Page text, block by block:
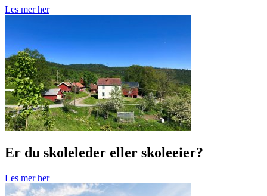
Les mer her
Er du skoleleder eller skoleeier?
Les mer her